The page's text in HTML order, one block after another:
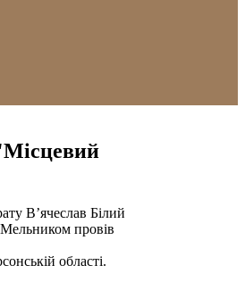
В’ячеслав Білий
провів
області.